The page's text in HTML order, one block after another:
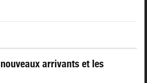
arrivants et les